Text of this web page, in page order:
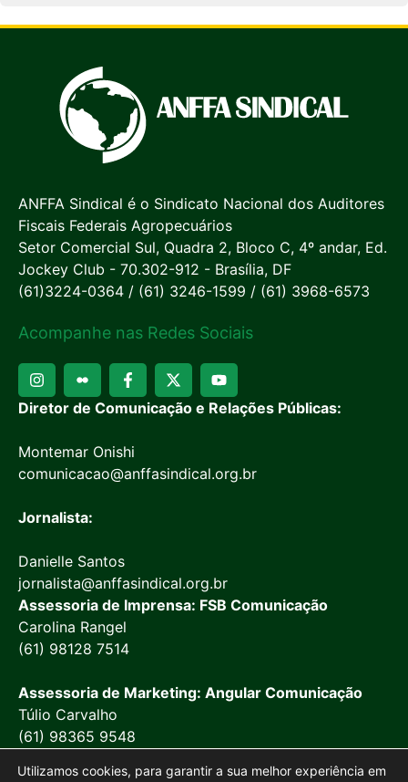
ANFFA Sindical é o Sindicato Nacional dos Auditores
Fiscais Federais Agropecuários
Setor Comercial Sul, Quadra 2, Bloco C, 4º andar, Ed.
Jockey Club - 70.302-912 - Brasília, DF
(61)3224-0364 / (61) 3246-1599 / (61) 3968-6573
Acompanhe nas Redes Sociais
Diretor de Comunicação e Relações Públicas:
Montemar Onishi
comunicacao@anffasindical.org.br
Jornalista:
Danielle Santos
jornalista@anffasindical.org.br
Assessoria de Imprensa: FSB Comunicação
Carolina Rangel
(61) 98128 7514
Assessoria de Marketing: Angular Comunicação
Túlio Carvalho
(61) 98365 9548
Utilizamos cookies, para garantir a sua melhor experiência em